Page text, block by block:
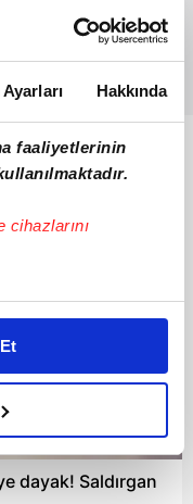
Hakkında
faaliyetlerinin
cihazlarını
özel
Bunu yaparken
deneyimi sunmak
adına
ve bu noktada,
noktasında tek gelir
isteriz.
dayak! Saldırgan